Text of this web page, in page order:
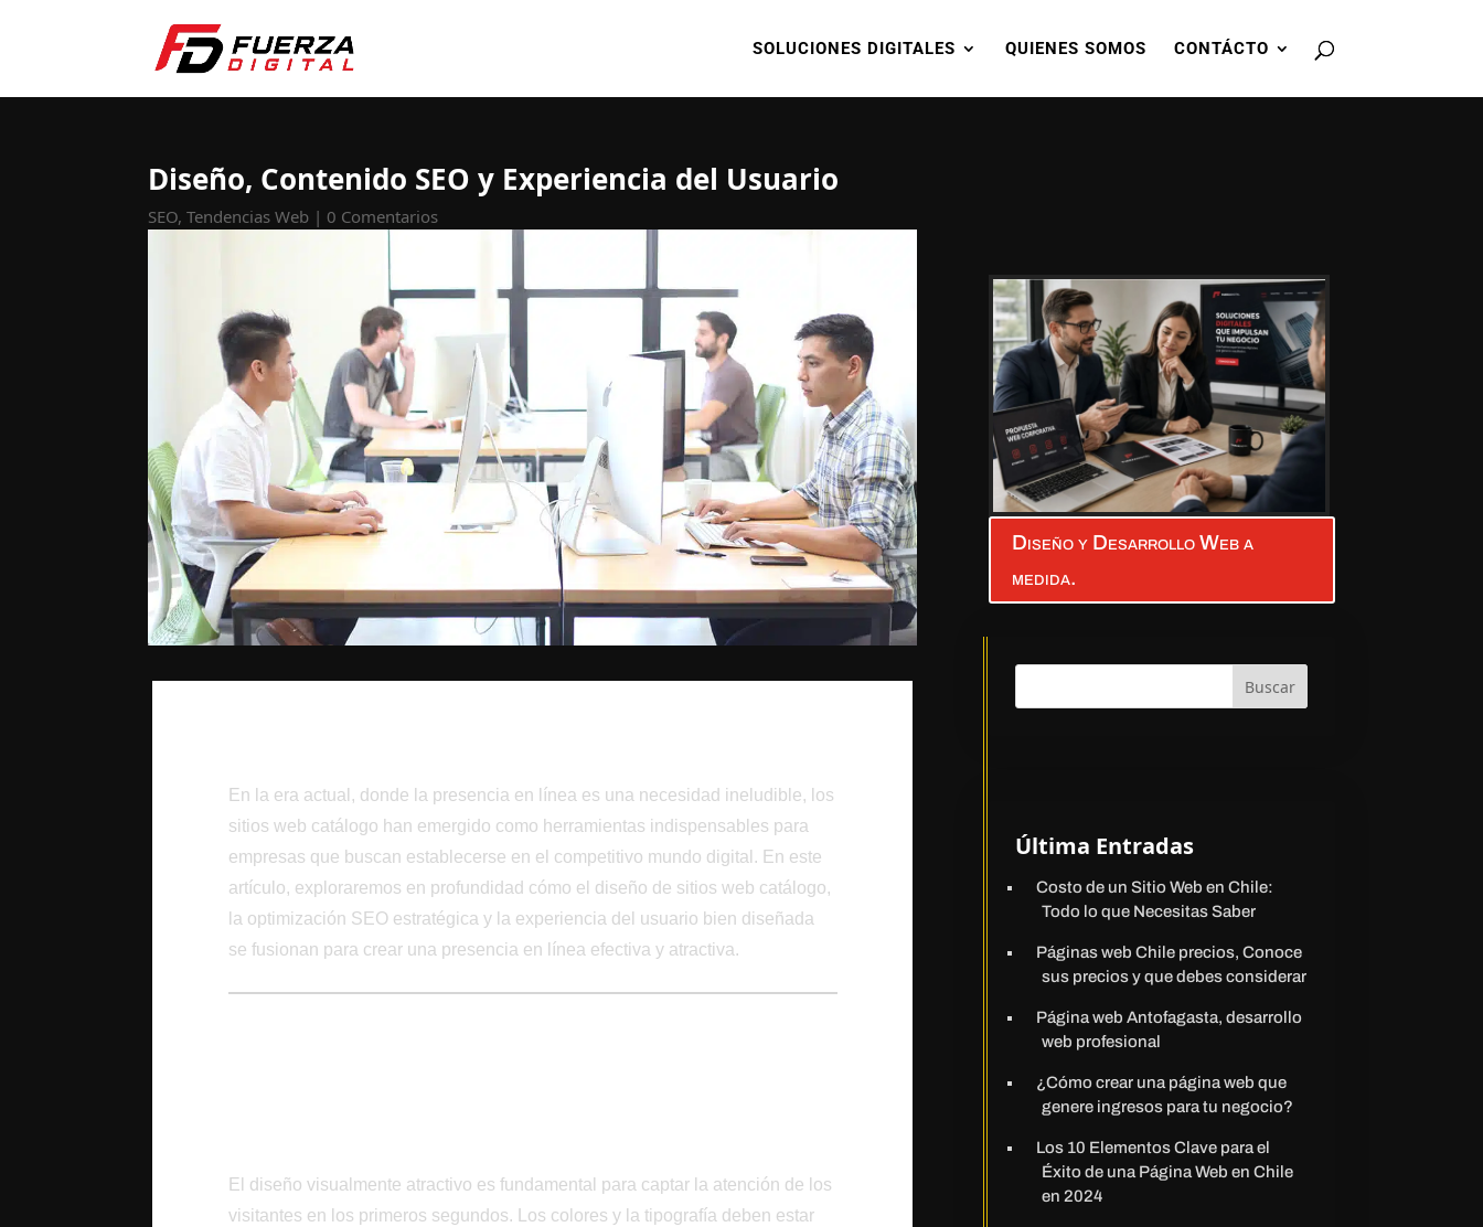
SOLUCIONES DIGITALES QUIENES SOMOS CONTÁCTO
Diseño, Contenido SEO y Experiencia del Usuario
SEO,Tendencias Web | 0 Comentarios
En la era actual, donde la presencia en línea es una necesidad ineludible, los
sitios web catálogo han emergido como herramientas indispensables para
empresas que buscan establecerse en el competitivo mundo digital. En este
artículo, exploraremos en profundidad cómo el diseño de sitios web catálogo,
la optimización SEO estratégica y la experiencia del usuario bien diseñada
se fusionan para crear una presencia en línea efectiva y atractiva.
El diseño visualmente atractivo es fundamental para captar la atención de los
visitantes en los primeros segundos. Los colores y la tipografía deben estar
Diseño y Desarrollo Web a
medida.
Buscar
Última Entradas
Costo de un Sitio Web en Chile:
Todo lo que Necesitas Saber
Páginas web Chile precios, Conoce
sus precios y que debes considerar
Página web Antofagasta, desarrollo
web profesional
¿Cómo crear una página web que
genere ingresos para tu negocio?
Los 10 Elementos Clave para el
Éxito de una Página Web en Chile
en 2024